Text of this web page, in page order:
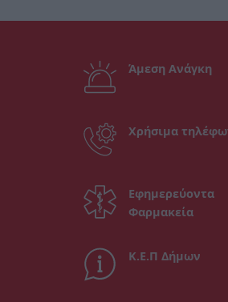
Άμεση Ανάγκη
Χρήσιμα
Εφημερεύοντα
Φαρμακεία
Κ.Ε.Π Δήμων